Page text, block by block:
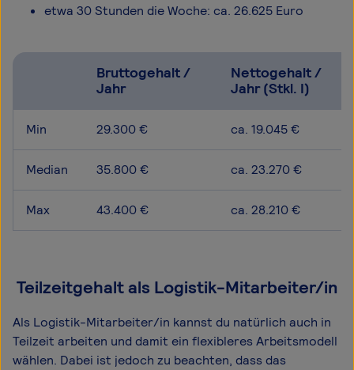
etwa 30 Stunden die Woche: ca. 26.625 Euro
Bruttogehalt /
Jahr
Nettogehalt /
Jahr (Stkl. I)
Min 29.300 € ca. 19.045 €
Median 35.800 € ca. 23.270 €
Max 43.400 € ca. 28.210 €
Teilzeitgehalt als Logistik-Mitarbeiter/in
Als Logistik-Mitarbeiter/in kannst du natürlich auch in
Teilzeit arbeiten und damit ein flexibleres Arbeitsmodell
wählen. Dabei ist jedoch zu beachten, dass das